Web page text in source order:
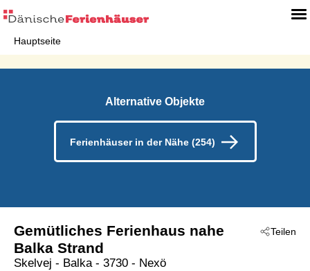
Hauptseite
Alternative Objekte
Ferienhäuser in der Nähe (254)
Teilen
Gemütliches Ferienhaus nahe
Balka Strand
Skelvej - Balka - 3730 - Nexö